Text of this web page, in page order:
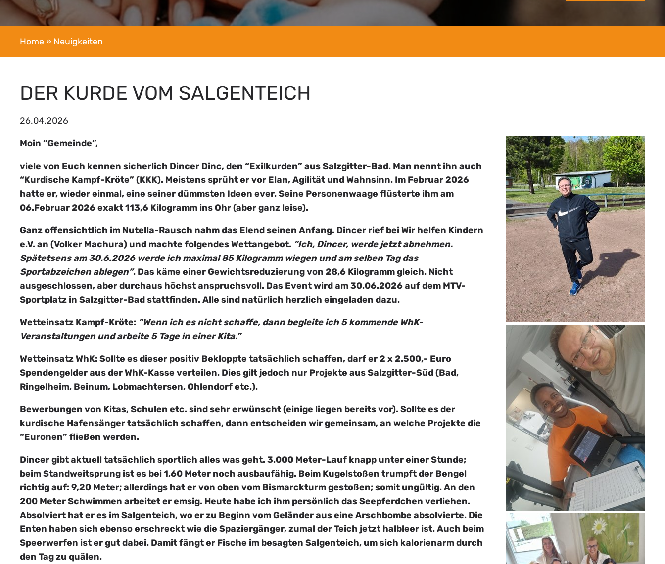
Home » Neuigkeiten
DER KURDE VOM SALGENTEICH
26.04.2026
Moin “Gemeinde”,
viele von Euch kennen sicherlich Dincer Dinc, den “Exilkurden” aus Salzgitter-Bad. Man nennt ihn auch
“Kurdische Kampf-Kröte” (KKK). Meistens sprüht er vor Elan, Agilität und Wahnsinn. Im Februar 2026
hatte er, wieder einmal, eine seiner dümmsten Ideen ever. Seine Personenwaage flüsterte ihm am
06.Februar 2026 exakt 113,6 Kilogramm ins Ohr (aber ganz leise).
Ganz offensichtlich im Nutella-Rausch nahm das Elend seinen Anfang. Dincer rief bei Wir helfen Kindern
e.V. an (Volker Machura) und machte folgendes Wettangebot. “Ich, Dincer, werde jetzt abnehmen.
Spätetsens am 30.6.2026 werde ich maximal 85 Kilogramm wiegen und am selben Tag das
Sportabzeichen ablegen”. Das käme einer Gewichtsreduzierung von 28,6 Kilogramm gleich. Nicht
ausgeschlossen, aber durchaus höchst anspruchsvoll. Das Event wird am 30.06.2026 auf dem MTV-
Sportplatz in Salzgitter-Bad stattfinden. Alle sind natürlich herzlich eingeladen dazu.
Wetteinsatz Kampf-Kröte: “Wenn ich es nicht schaffe, dann begleite ich 5 kommende WhK-
Veranstaltungen und arbeite 5 Tage in einer Kita.”
Wetteinsatz WhK: Sollte es dieser positiv Bekloppte tatsächlich schaffen, darf er 2 x 2.500,- Euro
Spendengelder aus der WhK-Kasse verteilen. Dies gilt jedoch nur Projekte aus Salzgitter-Süd (Bad,
Ringelheim, Beinum, Lobmachtersen, Ohlendorf etc.).
Bewerbungen von Kitas, Schulen etc. sind sehr erwünscht (einige liegen bereits vor). Sollte es der
kurdische Hafensänger tatsächlich schaffen, dann entscheiden wir gemeinsam, an welche Projekte die
“Euronen” fließen werden.
Dincer gibt aktuell tatsächlich sportlich alles was geht. 3.000 Meter-Lauf knapp unter einer Stunde;
beim Standweitsprung ist es bei 1,60 Meter noch ausbaufähig. Beim Kugelstoßen trumpft der Bengel
richtig auf: 9,20 Meter; allerdings hat er von oben vom Bismarckturm gestoßen; somit ungültig. An den
200 Meter Schwimmen arbeitet er emsig. Heute habe ich ihm persönlich das Seepferdchen verliehen.
Absolviert hat er es im Salgenteich, wo er zu Beginn vom Geländer aus eine Arschbombe absolvierte. Die
Enten haben sich ebenso erschreckt wie die Spaziergänger, zumal der Teich jetzt halbleer ist. Auch beim
Speerwerfen ist er gut dabei. Damit fängt er Fische im besagten Salgenteich, um sich kalorienarm durch
den Tag zu quälen.